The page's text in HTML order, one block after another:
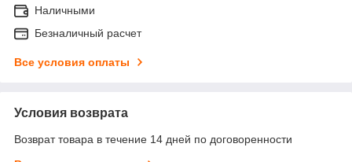
Наличными
Безналичный расчет
Все условия оплаты
Условия возврата
Возврат товара в течение 14 дней по договоренности